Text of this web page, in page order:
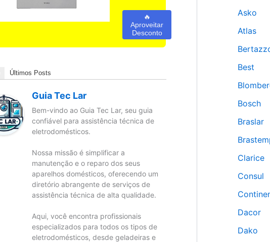
🔥
Aproveitar
Desconto
Últimos Posts
Guia Tec Lar
Bem-vindo ao Guia Tec Lar, seu guia
confiável para assistência técnica de
eletrodomésticos.
Nossa missão é simplificar a
manutenção e o reparo dos seus
aparelhos domésticos, oferecendo um
diretório abrangente de serviços de
assistência técnica de alta qualidade.
Aqui, você encontra profissionais
especializados para todos os tipos de
eletrodomésticos, desde geladeiras e
Asko
Atlas
Best
Bosch
Braslar
Clarice
Consul
Dacor
Dako